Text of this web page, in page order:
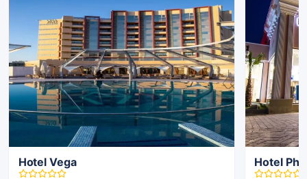
Hotel Vega Hotel